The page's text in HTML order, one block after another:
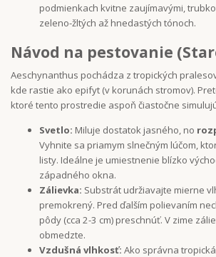
podmienkach kvitne zaujímavými,
zeleno-žltých až hnedastých tónoch.
Návod na pestovanie
Aeschynanthus pochádza z tropických
kde rastie ako epifyt (v korunách stromov).
ktoré tento prostredie aspoň čiastočne
Svetlo: Miluje dostatok jasného, no
Vyhnite sa priamym slnečným lúčom,
listy. Ideálne je umiestnenie blízko
západného okna.
Zálievka: Substrát udržiavajte mierne
premokrený. Pred ďalším polievaním
pôdy (cca 2-3 cm) preschnúť. V zime
obmedzte.
Vzdušná vlhkosť: Ako správna